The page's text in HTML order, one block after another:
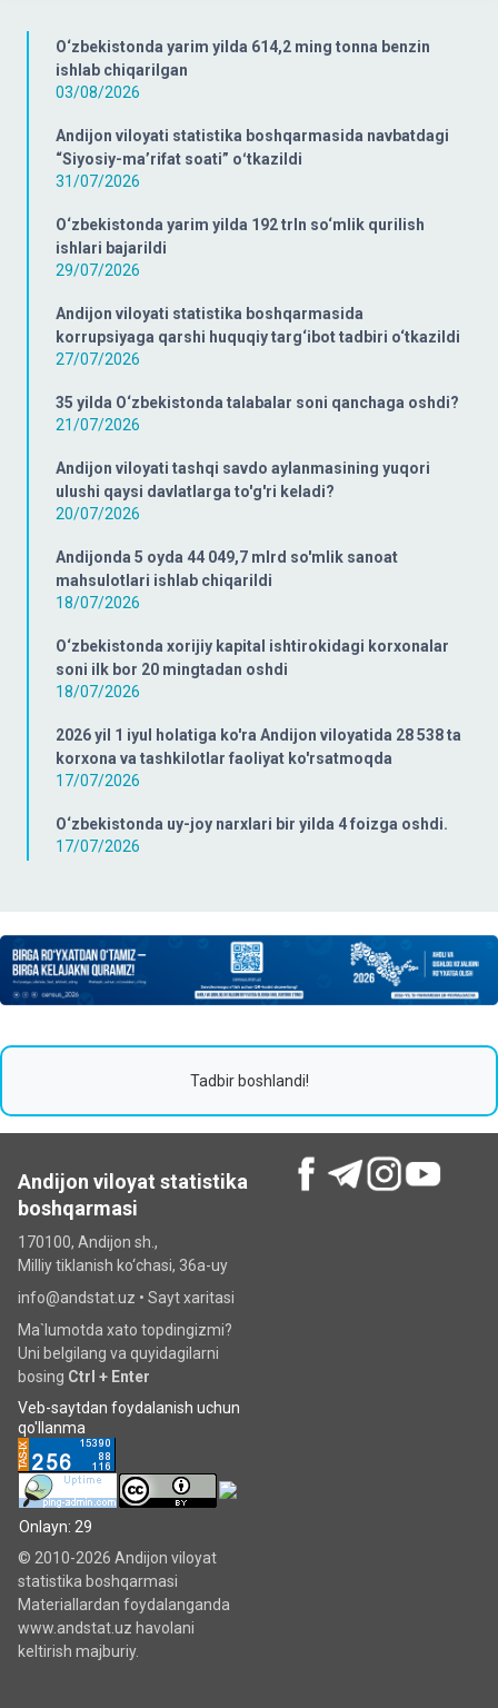
O‘zbekistonda yarim yilda 614,2 ming tonna benzin
ishlab chiqarilgan
03/08/2026
Andijon viloyati statistika boshqarmasida navbatdagi
“Siyosiy-ma’rifat soati” oʻtkazildi
31/07/2026
O‘zbekistonda yarim yilda 192 trln so‘mlik qurilish
ishlari bajarildi
29/07/2026
Andijon viloyati statistika boshqarmasida
korrupsiyaga qarshi huquqiy targ‘ibot tadbiri o‘tkazildi
27/07/2026
35 yilda O‘zbekistonda talabalar soni qanchaga oshdi?
21/07/2026
Andijon viloyati tashqi savdo aylanmasining yuqori
ulushi qaysi davlatlarga to'g'ri keladi?
20/07/2026
Andijonda 5 oyda 44 049,7 mlrd so'mlik sanoat
mahsulotlari ishlab chiqarildi
18/07/2026
O‘zbekistonda xorijiy kapital ishtirokidagi korxonalar
soni ilk bor 20 mingtadan oshdi
18/07/2026
2026 yil 1 iyul holatiga ko'ra Andijon viloyatida 28 538 ta
korxona va tashkilotlar faoliyat ko'rsatmoqda
17/07/2026
O‘zbekistonda uy-joy narxlari bir yilda 4 foizga oshdi.
17/07/2026
Tadbir boshlandi!
Andijon viloyat statistika
boshqarmasi
170100, Andijon sh.,
Milliy tiklanish ko‘chаsi, 36a-uy
info@andstat.uz • Sayt xaritasi
Ma`lumotda xato topdingizmi?
Uni belgilang va quyidagilarni
bosing Ctrl + Enter
Veb-saytdan foydalanish uchun
qo'llanma
Onlayn: 29
© 2010-2026 Andijon viloyat
statistika boshqarmasi
Materiallardan foydalanganda
www.andstat.uz havolani
keltirish majburiy.